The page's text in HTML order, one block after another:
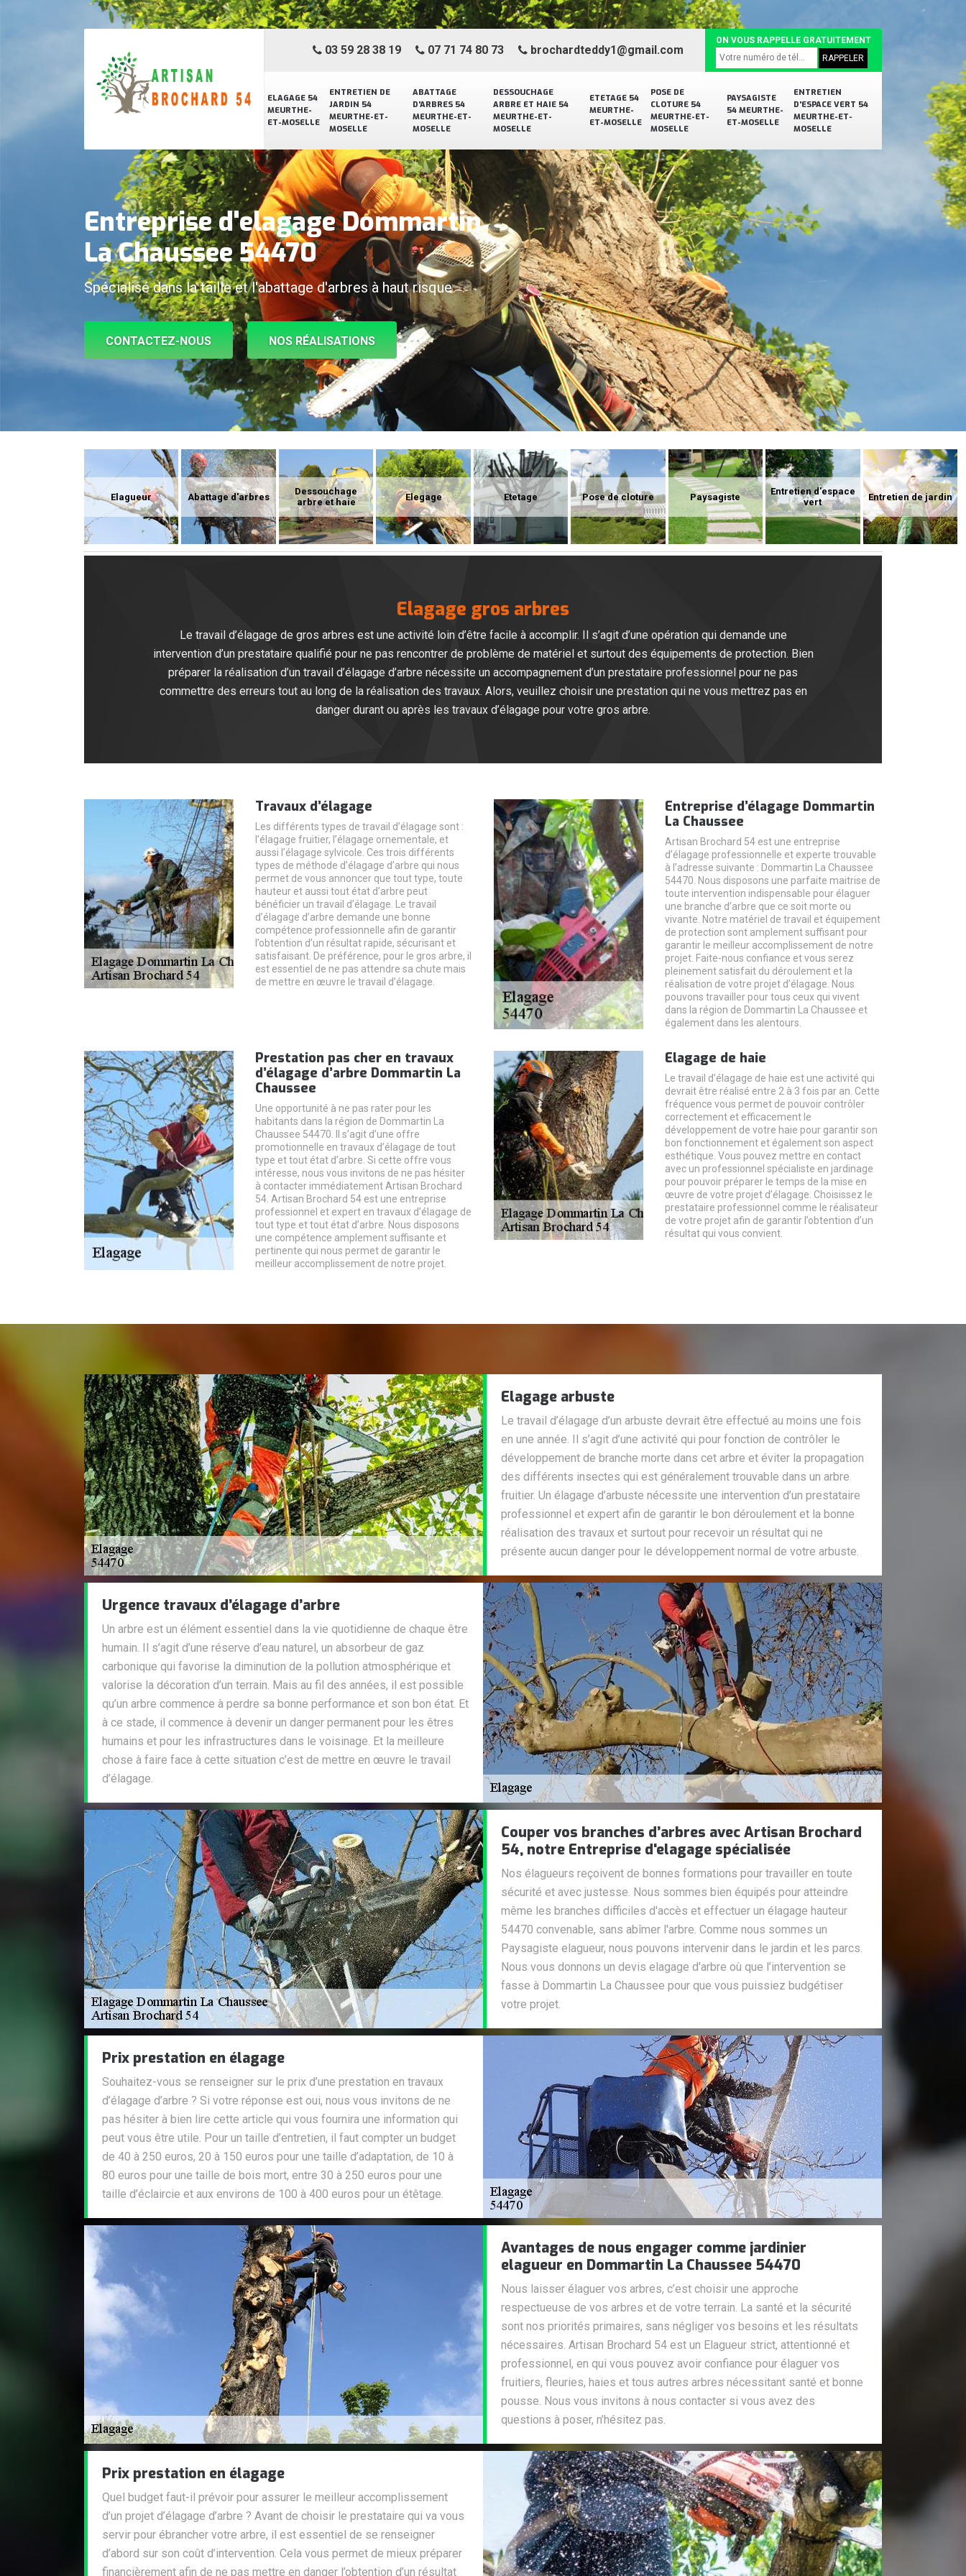
ELAGAGE 54
MEURTHE-
ET-MOSELLE
ENTRETIEN DE
JARDIN 54
MEURTHE-ET-
MOSELLE
ABATTAGE
D'ARBRES 54
MEURTHE-ET-
MOSELLE
DESSOUCHAGE
ARBRE ET HAIE 54
MEURTHE-ET-
MOSELLE
ETETAGE 54
MEURTHE-
ET-MOSELLE
POSE DE
CLOTURE 54
MEURTHE-ET-
MOSELLE
PAYSAGISTE
54 MEURTHE-
ET-MOSELLE
ENTRETIEN
D'ESPACE VERT 54
MEURTHE-ET-
MOSELLE
03 59 28 38 19 07 71 74 80 73 brochardteddy1@gmail.com
ON VOUS RAPPELLE GRATUITEMENT
Entreprise d'elagage Dommartin
La Chaussee 54470
Spécialisé dans la taille et l'abattage d'arbres à haut risque
CONTACTEZ-NOUS NOS RÉALISATIONS
Elagueur Abattage d'arbres
Dessouchage
arbre et haie
Elegage Etetage Pose de cloture Paysagiste
Entretien d'espace
vert
Entretien de jardin
Elagage gros arbres
Le travail d’élagage de gros arbres est une activité loin d’être facile à accomplir. Il s’agit d’une opération qui demande une
intervention d’un prestataire qualifié pour ne pas rencontrer de problème de matériel et surtout des équipements de protection. Bien
préparer la réalisation d’un travail d’élagage d’arbre nécessite un accompagnement d’un prestataire professionnel pour ne pas
commettre des erreurs tout au long de la réalisation des travaux. Alors, veuillez choisir une prestation qui ne vous mettrez pas en
danger durant ou après les travaux d’élagage pour votre gros arbre.
Travaux d’élagage
Les différents types de travail d’élagage sont :
l’élagage fruitier, l’élagage ornementale, et
aussi l’élagage sylvicole. Ces trois différents
types de méthode d’élagage d’arbre qui nous
permet de vous annoncer que tout type, toute
hauteur et aussi tout état d’arbre peut
bénéficier un travail d’élagage. Le travail
d’élagage d’arbre demande une bonne
compétence professionnelle afin de garantir
l’obtention d’un résultat rapide, sécurisant et
satisfaisant. De préférence, pour le gros arbre, il
est essentiel de ne pas attendre sa chute mais
de mettre en œuvre le travail d’élagage.
Entreprise d’élagage Dommartin
La Chaussee
Artisan Brochard 54 est une entreprise
d’élagage professionnelle et experte trouvable
à l’adresse suivante : Dommartin La Chaussee
54470. Nous disposons une parfaite maitrise de
toute intervention indispensable pour élaguer
une branche d’arbre que ce soit morte ou
vivante. Notre matériel de travail et équipement
de protection sont amplement suffisant pour
garantir le meilleur accomplissement de notre
projet. Faite-nous confiance et vous serez
pleinement satisfait du déroulement et la
réalisation de votre projet d’élagage. Nous
pouvons travailler pour tous ceux qui vivent
dans la région de Dommartin La Chaussee et
également dans les alentours.
Prestation pas cher en travaux
d’élagage d’arbre Dommartin La
Chaussee
Une opportunité à ne pas rater pour les
habitants dans la région de Dommartin La
Chaussee 54470. Il s’agit d’une offre
promotionnelle en travaux d’élagage de tout
type et tout état d’arbre. Si cette offre vous
intéresse, nous vous invitons de ne pas hésiter
à contacter immédiatement Artisan Brochard
54. Artisan Brochard 54 est une entreprise
professionnel et expert en travaux d’élagage de
tout type et tout état d’arbre. Nous disposons
une compétence amplement suffisante et
pertinente qui nous permet de garantir le
meilleur accomplissement de notre projet.
Elagage de haie
Le travail d’élagage de haie est une activité qui
devrait être réalisé entre 2 à 3 fois par an. Cette
fréquence vous permet de pouvoir contrôler
correctement et efficacement le
développement de votre haie pour garantir son
bon fonctionnement et également son aspect
esthétique. Vous pouvez mettre en contact
avec un professionnel spécialiste en jardinage
pour pouvoir préparer le temps de la mise en
œuvre de votre projet d’élagage. Choisissez le
prestataire professionnel comme le réalisateur
de votre projet afin de garantir l’obtention d’un
résultat qui vous convient.
Elagage arbuste
Le travail d’élagage d’un arbuste devrait être effectué au moins une fois
en une année. Il s’agit d’une activité qui pour fonction de contrôler le
développement de branche morte dans cet arbre et éviter la propagation
des différents insectes qui est généralement trouvable dans un arbre
fruitier. Un élagage d’arbuste nécessite une intervention d’un prestataire
professionnel et expert afin de garantir le bon déroulement et la bonne
réalisation des travaux et surtout pour recevoir un résultat qui ne
présente aucun danger pour le développement normal de votre arbuste.
Urgence travaux d’élagage d’arbre
Un arbre est un élément essentiel dans la vie quotidienne de chaque être
humain. Il s’agit d’une réserve d’eau naturel, un absorbeur de gaz
carbonique qui favorise la diminution de la pollution atmosphérique et
valorise la décoration d’un terrain. Mais au fil des années, il est possible
qu’un arbre commence à perdre sa bonne performance et son bon état. Et
à ce stade, il commence à devenir un danger permanent pour les êtres
humains et pour les infrastructures dans le voisinage. Et la meilleure
chose à faire face à cette situation c’est de mettre en œuvre le travail
d’élagage.
Couper vos branches d’arbres avec Artisan Brochard
54, notre Entreprise d'elagage spécialisée
Nos élagueurs reçoivent de bonnes formations pour travailler en toute
sécurité et avec justesse. Nous sommes bien équipés pour atteindre
même les branches difficiles d'accès et effectuer un élagage hauteur
54470 convenable, sans abîmer l'arbre. Comme nous sommes un
Paysagiste elagueur, nous pouvons intervenir dans le jardin et les parcs.
Nous vous donnons un devis elagage d'arbre où que l’intervention se
fasse à Dommartin La Chaussee pour que vous puissiez budgétiser
votre projet.
Prix prestation en élagage
Souhaitez-vous se renseigner sur le prix d’une prestation en travaux
d’élagage d’arbre ? Si votre réponse est oui, nous vous invitons de ne
pas hésiter à bien lire cette article qui vous fournira une information qui
peut vous être utile. Pour un taille d’entretien, il faut compter un budget
de 40 à 250 euros, 20 à 150 euros pour une taille d’adaptation, de 10 à
80 euros pour une taille de bois mort, entre 30 à 250 euros pour une
taille d’éclaircie et aux environs de 100 à 400 euros pour un étêtage.
Avantages de nous engager comme jardinier
elagueur en Dommartin La Chaussee 54470
Nous laisser élaguer vos arbres, c’est choisir une approche
respectueuse de vos arbres et de votre terrain. La santé et la sécurité
sont nos priorités primaires, sans négliger vos besoins et les résultats
nécessaires. Artisan Brochard 54 est un Elagueur strict, attentionné et
professionnel, en qui vous pouvez avoir confiance pour élaguer vos
fruitiers, fleuries, haies et tous autres arbres nécessitant santé et bonne
pousse. Nous vous invitons à nous contacter si vous avez des
questions à poser, n’hésitez pas.
Prix prestation en élagage
Quel budget faut-il prévoir pour assurer le meilleur accomplissement
d’un projet d’élagage d’arbre ? Avant de choisir le prestataire qui va vous
servir pour ébrancher votre arbre, il est essentiel de se renseigner
d’abord sur son coût d’intervention. Cela vous permet de mieux préparer
financièrement afin de ne pas mettre en danger l’obtention d’un résultat